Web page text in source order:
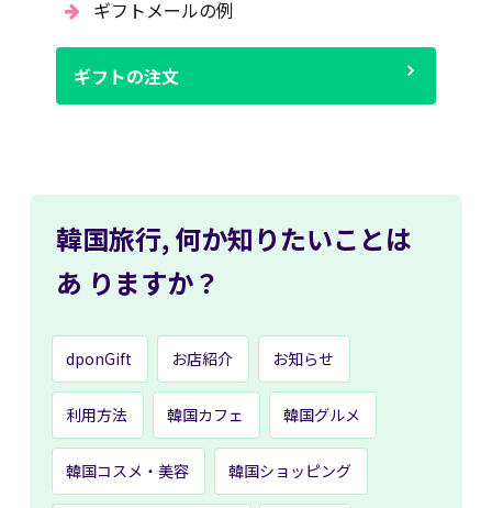
ギフトメールの例
ギフトの注文
韓国旅行, 何か知りたいことは
あ りますか？
dponGift お店紹介 お知らせ
利用方法 韓国カフェ 韓国グルメ
韓国コスメ・美容 韓国ショッピング